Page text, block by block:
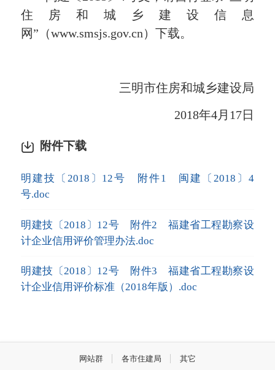
住房和城乡建设信息
网”（www.smsjs.gov.cn）下载。
三明市住房和城乡建设局
2018年4月17日
附件下载
明建技〔2018〕12号 附件1 闽建〔2018〕4
号.doc
明建技〔2018〕12号 附件2 福建省工程勘察设
计企业信用评价管理办法.doc
明建技〔2018〕12号 附件3 福建省工程勘察设
计企业信用评价标准（2018年版）.doc
网站群 各市住建局 其它